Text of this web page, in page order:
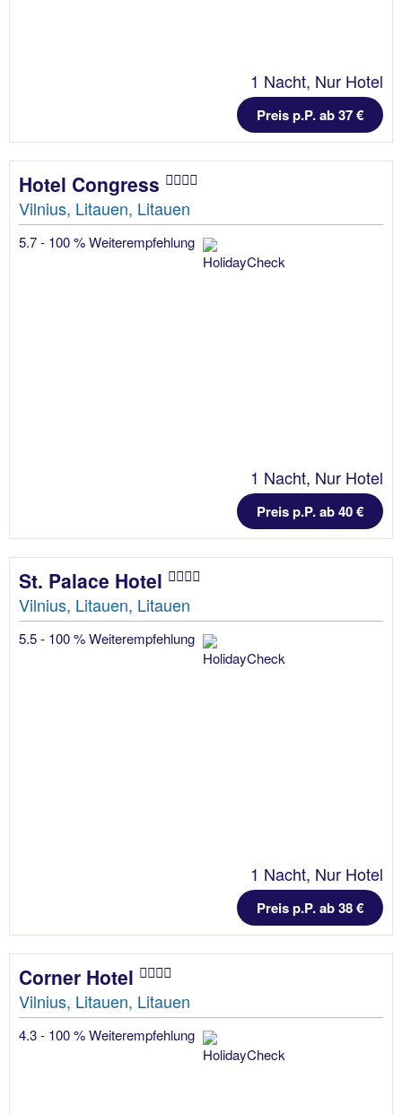
1 Nacht, Nur Hotel
Preis p.P. ab 37 €
Hotel Congress
Vilnius, Litauen, Litauen
5.7 - 100 % Weiterempfehlung
1 Nacht, Nur Hotel
Preis p.P. ab 40 €
St. Palace Hotel
Vilnius, Litauen, Litauen
5.5 - 100 % Weiterempfehlung
1 Nacht, Nur Hotel
Preis p.P. ab 38 €
Corner Hotel
Vilnius, Litauen, Litauen
4.3 - 100 % Weiterempfehlung